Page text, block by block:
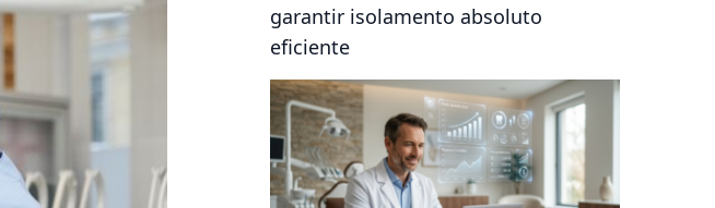
garantir isolamento absoluto
eficiente